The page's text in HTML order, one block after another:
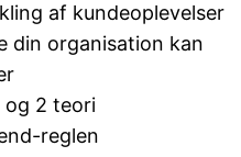
af kundeoplevelser
din organisation kan
og 2 teori
reglen